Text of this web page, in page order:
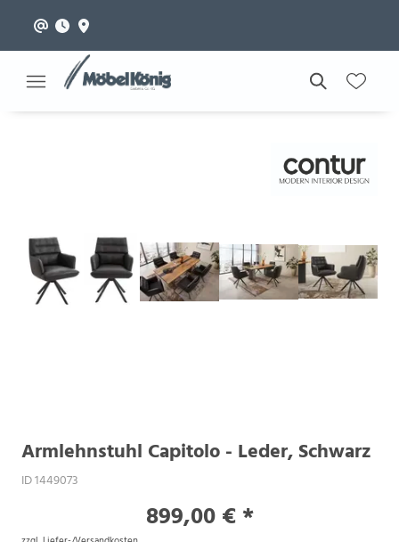
Armlehnstuhl Capitolo - Leder, Schwarz
ID 1449073
899,00 € *